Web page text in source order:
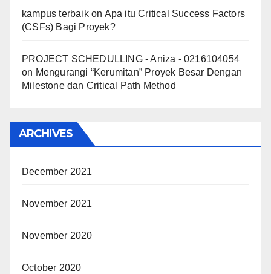
kampus terbaikon Apa itu Critical Success Factors
(CSFs) Bagi Proyek?
PROJECT SCHEDULLING - Aniza - 0216104054
on Mengurangi “Kerumitan” Proyek Besar Dengan
Milestone dan Critical Path Method
ARCHIVES
December 2021
November 2021
November 2020
October 2020